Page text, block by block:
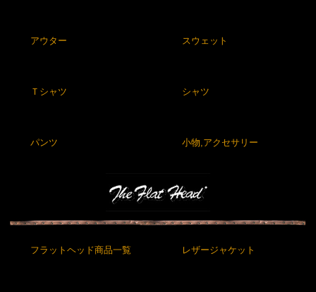
アウター スウェット
Ｔシャツ シャツ
パンツ 小物,アクセサリー
フラットヘッド商品一覧 レザージャケット